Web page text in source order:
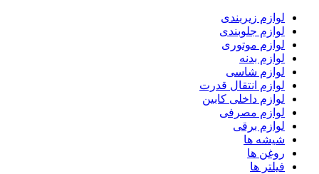
لوازم زیربندی
لوازم جلوبندی
لوازم موتوری
لوازم بدنه
لوازم شاسی
لوازم انتقال قدرت
لوازم داخلی کابین
لوازم مصرفی
لوازم برقی
شیشه ها
روغن ها
فیلتر ها